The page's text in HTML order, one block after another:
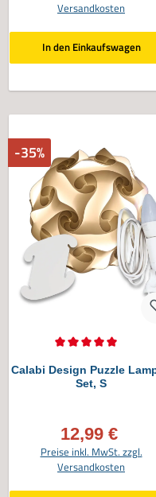
Versandkosten
In den Einkaufswagen
-35%
Calabi Design Puzzle
Set, S
Verkaufspreis:
12,99 €
Preise inkl. MwSt. zzgl.
Versandkosten